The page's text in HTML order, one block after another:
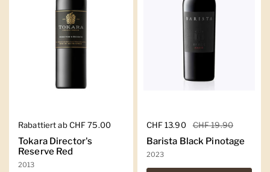
Regulärer Preis
Rabattiert ab CHF 75.00
Tokara Director's
Reserve Red
2013
Regulärer Preis
CHF 13.90 Sale-Preis
CHF 19.90
Barista Black Pinotage
2023